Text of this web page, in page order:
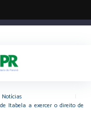
Notícias
Itabela a exercer o direito de